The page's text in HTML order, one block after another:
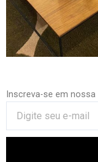
Inscreva-se em